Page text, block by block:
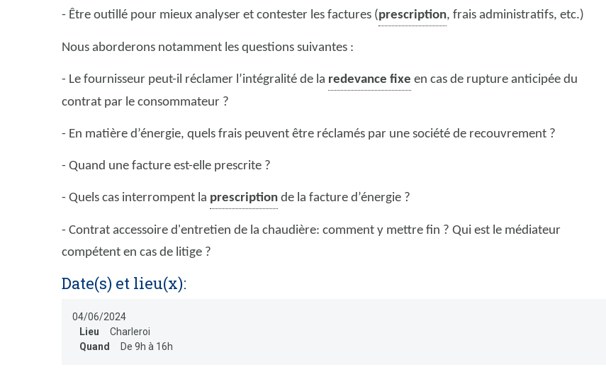
- Être outillé pour mieux analyser et contester les factures (prescription, frais administratifs, etc.)
Nous aborderons notamment les questions suivantes :
- Le fournisseur peut-il réclamer l’intégralité de la redevance fixe en cas de rupture anticipée du
contrat par le consommateur ?
- En matière d’énergie, quels frais peuvent être réclamés par une société de recouvrement ?
- Quand une facture est-elle prescrite ?
- Quels cas interrompent la prescription de la facture d’énergie ?
- Contrat accessoire d'entretien de la chaudière: comment y mettre fin ? Qui est le médiateur
compétent en cas de litige ?
Date(s) et lieu(x):
04/06/2024
Lieu
Charleroi
Quand
De 9h à 16h